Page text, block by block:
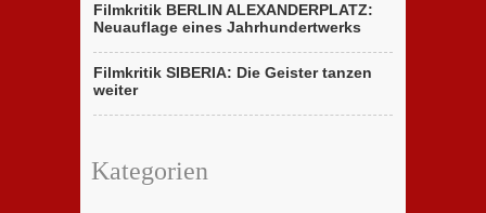
Filmkritik BERLIN ALEXANDERPLATZ:
Neuauflage eines Jahrhundertwerks
Filmkritik SIBERIA: Die Geister tanzen
weiter
Kategorien